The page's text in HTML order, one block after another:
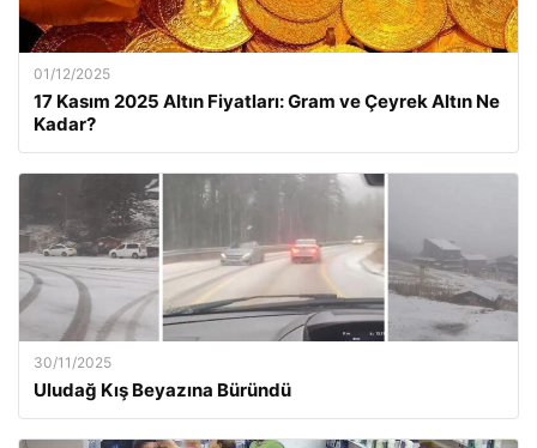
01/12/2025
17 Kasım 2025 Altın Fiyatları: Gram ve Çeyrek Altın Ne
Kadar?
30/11/2025
Uludağ Kış Beyazına Büründü